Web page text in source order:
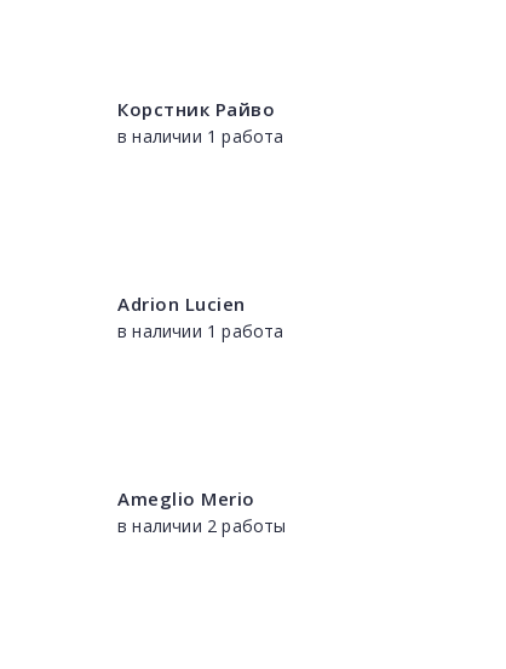
Корстник Райво
в наличии 1 работа
Adrion Lucien
в наличии 1 работа
Ameglio Merio
в наличии 2 работы